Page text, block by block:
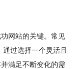
网站的关键。常见
过选择一个灵活且
满足不断变化的需